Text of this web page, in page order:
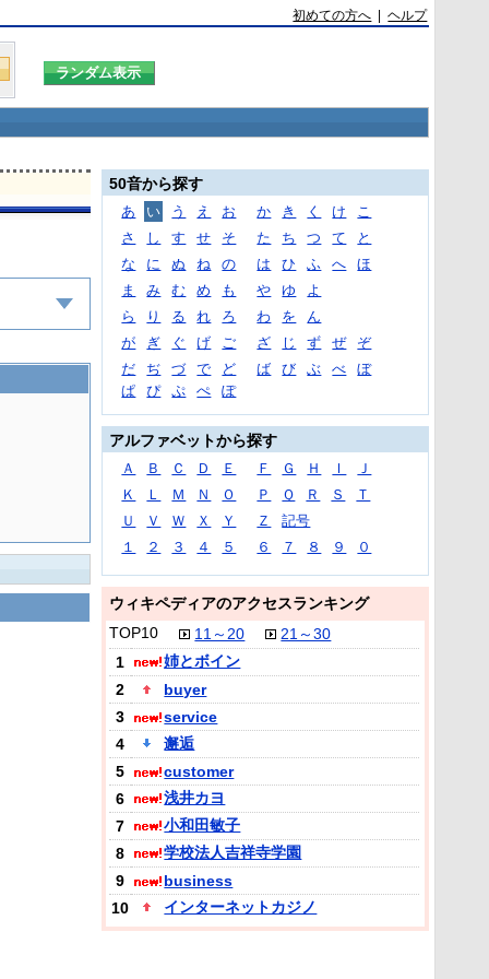
初めての方へ |ヘルプ
50音から探す
あ い う え お か き く け
こ
さ
し す せ そ た ち つ て
と
な
に ぬ ね の は ひ ふ へ
ほ
ま
み む め も や ゆ
よ
ら
り る れ ろ わ を
ん
が
ぎ ぐ げ ご ざ じ ず ぜ
ぞ
だ
ぢ づ で ど ば び ぶ べ
ぼ
ぱ
ぴ ぷ ぺ ぽ
アルファベットから探す
Ａ Ｂ Ｃ Ｄ Ｅ Ｆ Ｇ Ｈ Ｉ
Ｊ
Ｋ
Ｌ Ｍ Ｎ Ｏ Ｐ Ｑ Ｒ Ｓ
Ｔ
Ｕ
Ｖ Ｗ Ｘ Ｙ Ｚ
記号
１
２ ３ ４ ５ ６ ７ ８ ９ ０
ウィキペディアのアクセスランキング
TOP10
11～20
21～30
1
姉とボイン
2
buyer
3
service
4
邂逅
5
customer
6
浅井カヨ
7
小和田敏子
8
学校法人吉祥寺学園
9
business
10
インターネットカジノ